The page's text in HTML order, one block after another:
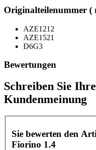
Originalteilenummer (
AZE1212
AZE1521
D6G3
Bewertungen
Schreiben Sie
Kundenmeinung
Sie bewerten den
Fiorino 1.4